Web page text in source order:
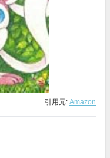
引用元: Amazon